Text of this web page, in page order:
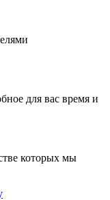
для вас время и
которых мы